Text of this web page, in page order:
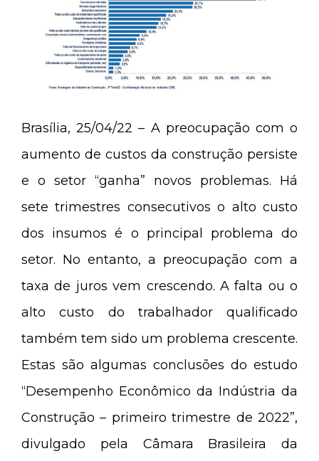
Brasília, 25/04/22 – A preocupação com o
aumento de custos da construção persiste
e o setor “ganha” novos problemas. Há
sete trimestres consecutivos o alto custo
dos insumos é o principal problema do
setor. No entanto, a preocupação com a
taxa de juros vem crescendo. A falta ou o
alto custo do trabalhador qualificado
também tem sido um problema crescente.
Estas são algumas conclusões do estudo
“Desempenho Econômico da Indústria da
Construção – primeiro trimestre de 2022”,
divulgado pela Câmara Brasileira da